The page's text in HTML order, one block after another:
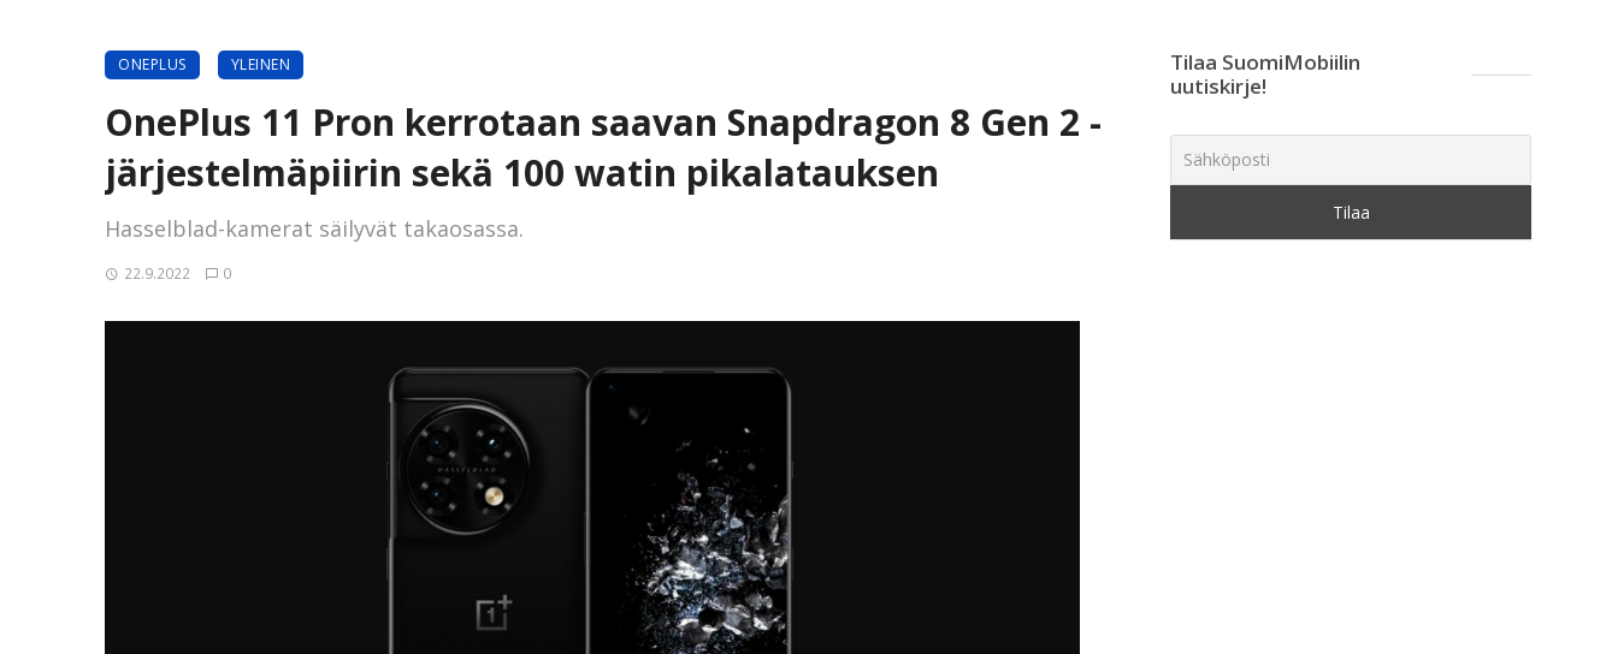
ONEPLUS YLEINEN
OnePlus 11 Pron kerrotaan saavan Snapdragon 8 Gen 2 -
järjestelmäpiirin sekä 100 watin pikalatauksen
Hasselblad-kamerat säilyvät takaosassa.
22.9.2022 0
Tilaa SuomiMobiilin
uutiskirje!